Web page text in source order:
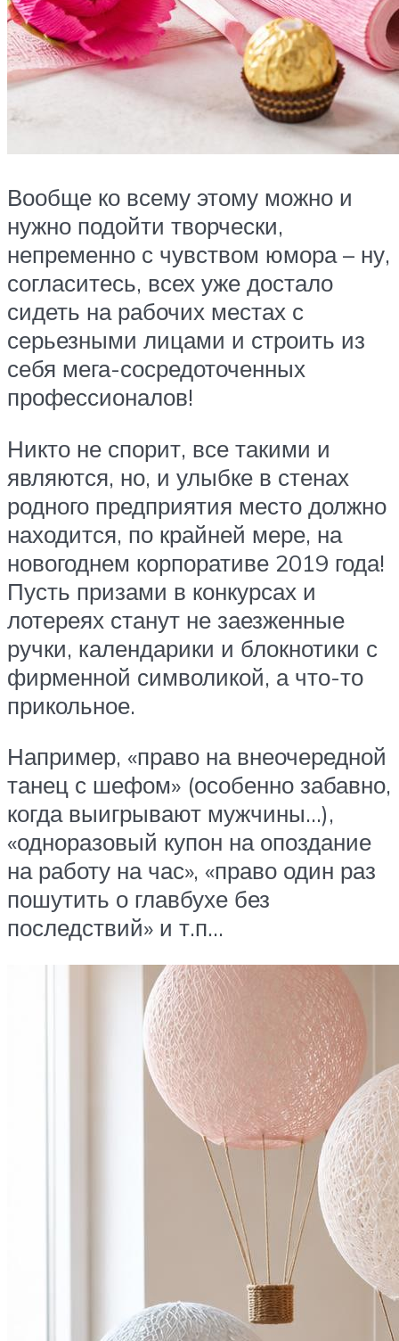
Вообще ко всему этому можно и
нужно подойти творчески,
непременно с чувством юмора – ну,
согласитесь, всех уже достало
сидеть на рабочих местах с
серьезными лицами и строить из
себя мега-сосредоточенных
профессионалов!
Никто не спорит, все такими и
являются, но, и улыбке в стенах
родного предприятия место должно
находится, по крайней мере, на
новогоднем корпоративе 2019 года!
Пусть призами в конкурсах и
лотереях станут не заезженные
ручки, календарики и блокнотики с
фирменной символикой, а что-то
прикольное.
Например, «право на внеочередной
танец с шефом» (особенно забавно,
когда выигрывают мужчины…),
«одноразовый купон на опоздание
на работу на час», «право один раз
пошутить о главбухе без
последствий» и т.п…